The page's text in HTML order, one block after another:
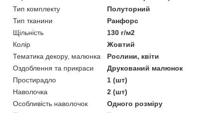
Тип комплекту
Полуторний
Тип тканини
Ранфорс
Щільність
130 г/м2
Колір
Жовтий
Тематика декору, малюнка
Рослини, квіти
Оздоблення та прикраси
Друкований малюнок
Простирадло
1 (шт)
Наволочка
2 (шт)
Особливість наволочок
Одного розміру